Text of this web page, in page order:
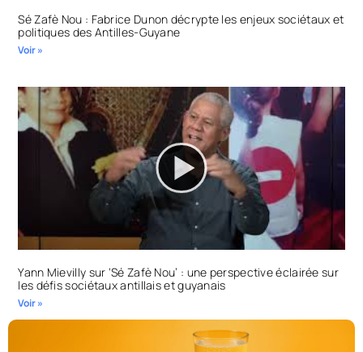
Sé Zafè Nou : Fabrice Dunon décrypte les enjeux sociétaux et
politiques des Antilles-Guyane
Voir »
Yann Mievilly sur ‘Sé Zafè Nou’ : une perspective éclairée sur
les défis sociétaux antillais et guyanais
Voir »